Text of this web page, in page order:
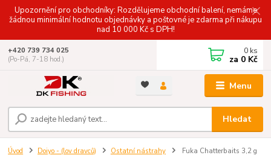
Upozornění pro obchodníky: Rozdělujeme obchodní balení, nemáme
žádnou minimální hodnotu objednávky a poštovné je zdarma při nákupu
nad 10 000 Kč s DPH!
Menu
Hledat
+420 739 734 025
(Po-Pá, 7-18 hod.)
0 ks
za 0 Kč
Úvod Doiyo - (lov dravců) Ostatní nástrahy Fuka Chatterbaits 3,2 g